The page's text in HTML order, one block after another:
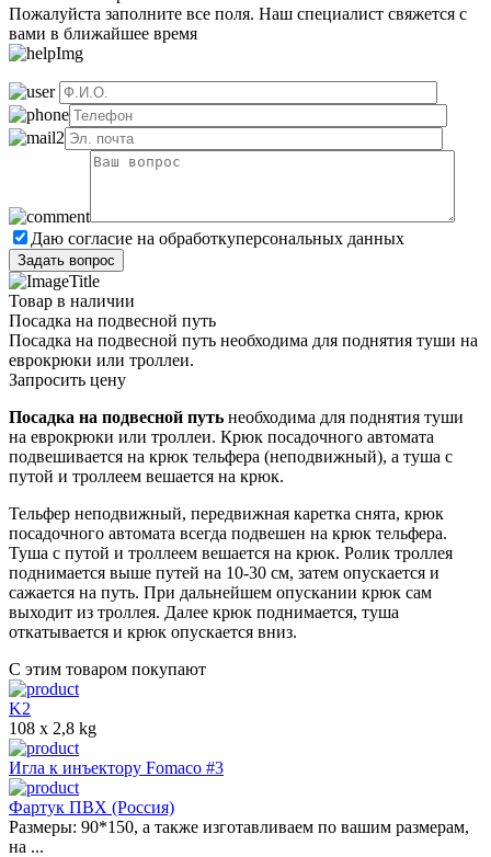
Пожалуйста заполните все поля. Наш специалист свяжется с
вами в ближайшее время
Даю согласие на обработкуперсональных данных
Товар в наличии
Посадка на подвесной путь
Посадка на подвесной путь необходима для поднятия туши на
еврокрюки или троллеи.
Запросить цену
Посадка на подвесной путь необходима для поднятия туши
на еврокрюки или троллеи. Крюк посадочного автомата
подвешивается на крюк тельфера (неподвижный), а туша с
путой и троллеем вешается на крюк.
Тельфер неподвижный, передвижная каретка снята, крюк
посадочного автомата всегда подвешен на крюк тельфера.
Туша с путой и троллеем вешается на крюк. Ролик троллея
поднимается выше путей на 10-30 см, затем опускается и
сажается на путь. При дальнейшем опускании крюк сам
выходит из троллея. Далее крюк поднимается, туша
откатывается и крюк опускается вниз.
С этим товаром покупают
K2
108 x 2,8 kg
Игла к инъектору Fomaco #3
Фартук ПВХ (Россия)
Размеры: 90*150, а также изготавливаем по вашим размерам,
на ...